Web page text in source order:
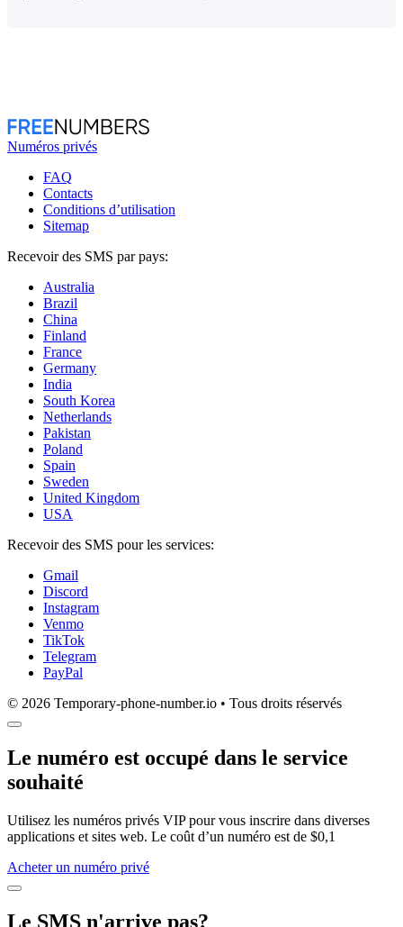
Numéros privés
FAQ
Contacts
Conditions d’utilisation
Sitemap
Recevoir des SMS par pays:
Australia
Brazil
China
Finland
France
Germany
India
South Korea
Netherlands
Pakistan
Poland
Spain
Sweden
United Kingdom
USA
Recevoir des SMS pour les services:
Gmail
Discord
Instagram
Venmo
TikTok
Telegram
PayPal
© 2026 Temporary-phone-number.io • Tous droits réservés
Le numéro est occupé dans le service
souhaité
Utilisez les numéros privés VIP pour vous inscrire dans diverses
applications et sites web. Le coût d’un numéro est de $0,1
Acheter un numéro privé
Le SMS n'arrive pas?